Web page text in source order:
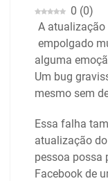
0 (0)
A atualização
empolgado
alguma
Um bug
mesmo sem
Essa falha
atualização
pessoa possa
Facebook de